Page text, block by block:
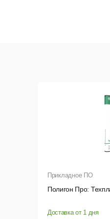
«Гознак» Пермь, ООО «Знак»
г. Всеволжск, ООО
обновления
Прикладное ПО
Полигон Про:
Доставка от 1 дня